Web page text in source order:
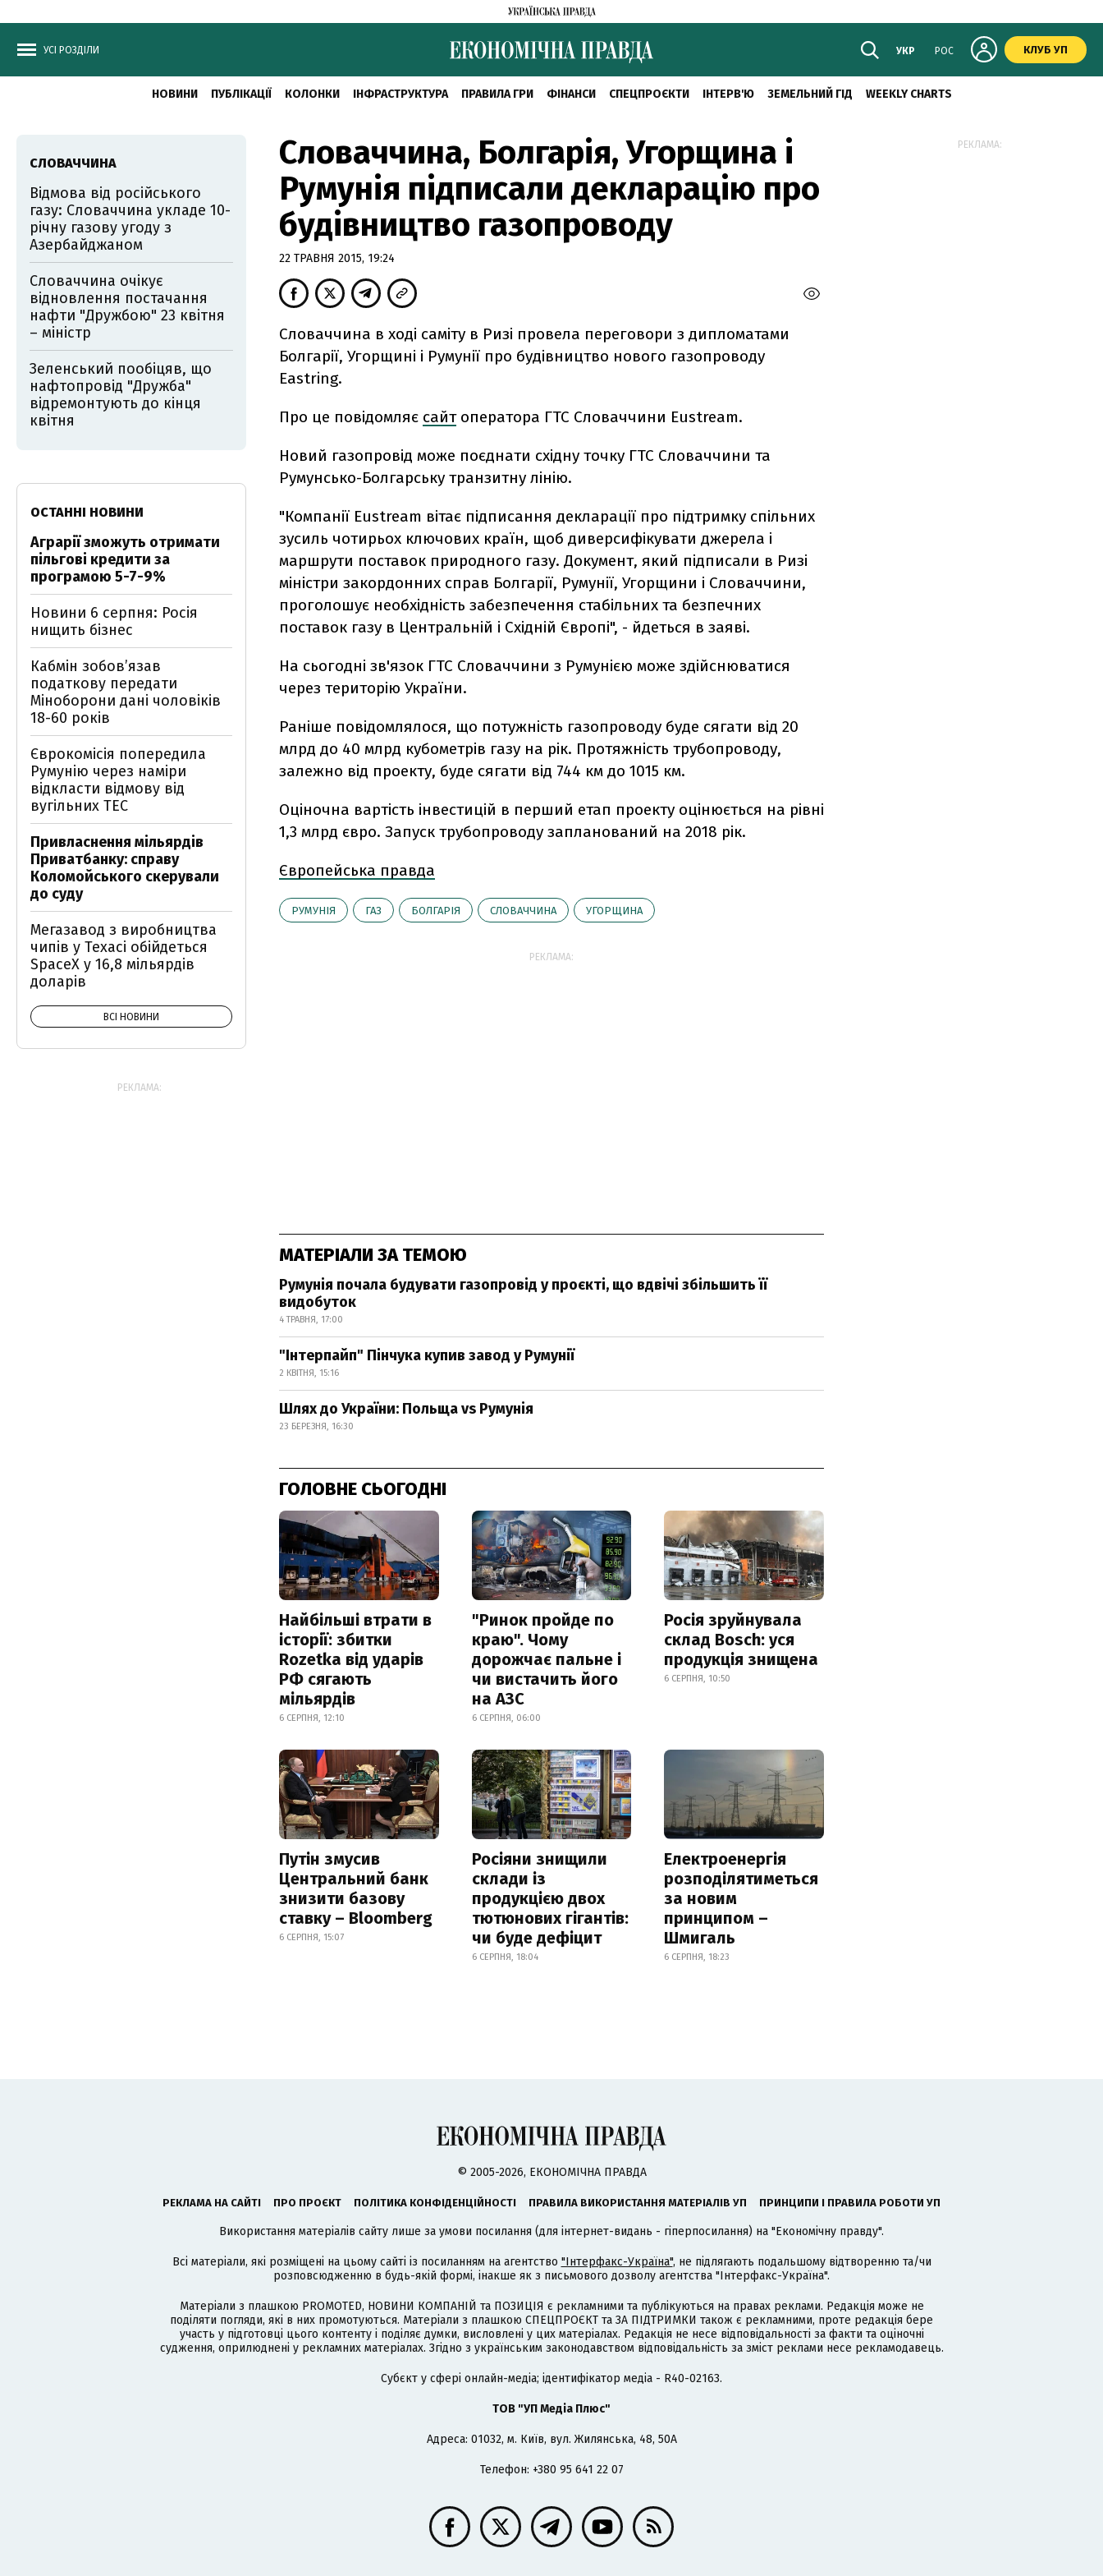
УСІ РОЗДІЛИ УКР РОС КЛУБ УП
НОВИНИ ПУБЛІКАЦІЇ КОЛОНКИ ІНФРАСТРУКТУРА ПРАВИЛА ГРИ ФІНАНСИ СПЕЦПРОЄКТИ ІНТЕРВ'Ю ЗЕМЕЛЬНИЙ ГІД WEEKLY CHARTS
Словаччина, Болгарія, Угорщина і
Румунія підписали декларацію про
будівництво газопроводу
22 ТРАВНЯ 2015, 19:24
Словаччина в ході саміту в Ризі провела переговори з дипломатами
Болгарії, Угорщині і Румунії про будівництво нового газопроводу
Eastring.
Про це повідомляє сайтоператора ГТС Словаччини Eustream.
Новий газопровід може поєднати східну точку ГТС Словаччини та
Румунсько-Болгарську транзитну лінію.
"Компанії Eustream вітає підписання декларації про підтримку спільних
зусиль чотирьох ключових країн, щоб диверсифікувати джерела і
маршрути поставок природного газу. Документ, який підписали в Ризі
міністри закордонних справ Болгарії, Румунії, Угорщини і Словаччини,
проголошує необхідність забезпечення стабільних та безпечних
поставок газу в Центральній і Східній Європі", - йдеться в заяві.
На сьогодні зв'язок ГТС Словаччини з Румунією може здійснюватися
через територію України.
Раніше повідомлялося, що потужність газопроводу буде сягати від 20
млрд до 40 млрд кубометрів газу на рік. Протяжність трубопроводу,
залежно від проекту, буде сягати від 744 км до 1015 км.
Оціночна вартість інвестицій в перший етап проекту оцінюється на рівні
1,3 млрд євро. Запуск трубопроводу запланований на 2018 рік.
Європейська правда
РУМУНІЯ ГАЗ БОЛГАРІЯ СЛОВАЧЧИНА УГОРЩИНА
РЕКЛАМА:
МАТЕРІАЛИ ЗА ТЕМОЮ
Румунія почала будувати газопровід у проєкті, що вдвічі збільшить її
видобуток
4 ТРАВНЯ, 17:00
"Інтерпайп" Пінчука купив завод у Румунії
2 КВІТНЯ, 15:16
Шлях до України: Польща vs Румунія
23 БЕРЕЗНЯ, 16:30
ГОЛОВНЕ СЬОГОДНІ
Найбільші втрати в
історії: збитки
Rozetka від ударів
РФ сягають
мільярдів
6 СЕРПНЯ, 12:10
"Ринок пройде по
краю". Чому
дорожчає пальне і
чи вистачить його
на АЗС
6 СЕРПНЯ, 06:00
Росія зруйнувала
склад Bosch: уся
продукція знищена
6 СЕРПНЯ, 10:50
Путін змусив
Центральний банк
знизити базову
ставку – Bloomberg
6 СЕРПНЯ, 15:07
Росіяни знищили
склади із
продукцією двох
тютюнових гігантів:
чи буде дефіцит
6 СЕРПНЯ, 18:04
Електроенергія
розподілятиметься
за новим
принципом –
Шмигаль
6 СЕРПНЯ, 18:23
СЛОВАЧЧИНА
Відмова від російського
газу: Словаччина укладе 10-
річну газову угоду з
Азербайджаном
Словаччина очікує
відновлення постачання
нафти "Дружбою" 23 квітня
– міністр
Зеленський пообіцяв, що
нафтопровід "Дружба"
відремонтують до кінця
квітня
ОСТАННІ НОВИНИ
Аграрії зможуть отримати
пільгові кредити за
програмою 5-7-9%
Новини 6 серпня: Росія
нищить бізнес
Кабмін зобовʼязав
податкову передати
Міноборони дані чоловіків
18-60 років
Єврокомісія попередила
Румунію через наміри
відкласти відмову від
вугільних ТЕС
Привласнення мільярдів
Приватбанку: справу
Коломойського скерували
до суду
Мегазавод з виробництва
чипів у Техасі обійдеться
SpaceX у 16,8 мільярдів
доларів
ВСІ НОВИНИ
РЕКЛАМА:
РЕКЛАМА:
© 2005-2026, ЕКОНОМІЧНА ПРАВДА
РЕКЛАМА НА САЙТІ ПРО ПРОЄКТ ПОЛІТИКА КОНФІДЕНЦІЙНОСТІ ПРАВИЛА ВИКОРИСТАННЯ МАТЕРІАЛІВ УП ПРИНЦИПИ І ПРАВИЛА РОБОТИ УП
Використання матеріалів сайту лише за умови посилання (для інтернет-видань - гіперпосилання) на "Економічну правду".
Всі матеріали, які розміщені на цьому сайті із посиланням на агентство "Інтерфакс-Україна", не підлягають подальшому відтворенню та/чи
розповсюдженню в будь-якій формі, інакше як з письмового дозволу агентства "Інтерфакс-Україна".
Матеріали з плашкою PROMOTED, НОВИНИ КОМПАНІЙ та ПОЗИЦІЯ є рекламними та публікуються на правах реклами. Редакція може не
поділяти погляди, які в них промотуються. Матеріали з плашкою СПЕЦПРОЄКТ та ЗА ПІДТРИМКИ також є рекламними, проте редакція бере
участь у підготовці цього контенту і поділяє думки, висловлені у цих матеріалах. Редакція не несе відповідальності за факти та оціночні
судження, оприлюднені у рекламних матеріалах. Згідно з українським законодавством відповідальність за зміст реклами несе рекламодавець.
Cубєкт у сфері онлайн-медіа; ідентифікатор медіа - R40-02163.
ТОВ "УП Медіа Плюс"
Адреса: 01032, м. Київ, вул. Жилянська, 48, 50А
Телефон: +380 95 641 22 07